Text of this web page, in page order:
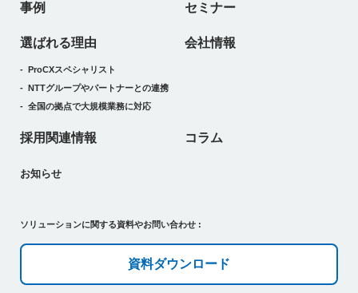
事例 セミナー
選ばれる理由
ProCXスペシャリスト
NTTグループやパートナーとの連携
全国の拠点で大規模業務に対応
会社情報
採用関連情報 コラム
お知らせ
ソリューションに関する資料やお問い合わせ :
資料ダウンロード